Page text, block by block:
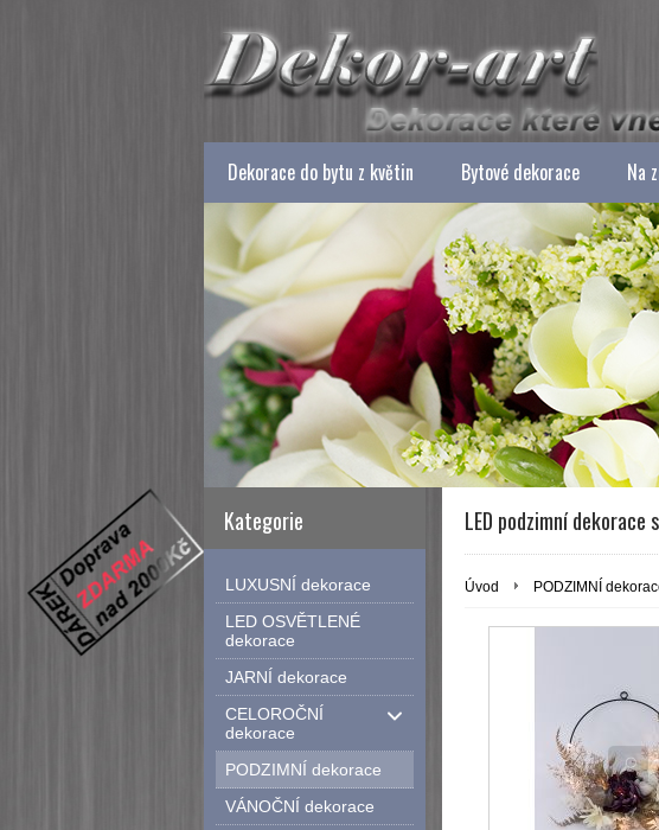
Dekorace do bytu z květin Bytové dekorace Na
Kategorie
LUXUSNÍ dekorace
LED OSVĚTLENÉ
dekorace
JARNÍ dekorace
CELOROČNÍ
dekorace
PODZIMNÍ dekorace
VÁNOČNÍ dekorace
LED podzimní dekorace
Úvod PODZIMNÍ